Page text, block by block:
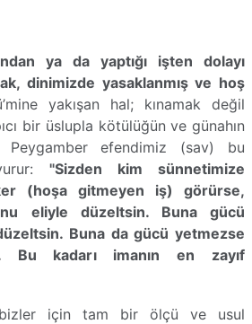
ya da yaptığı işten dolayı
dinimizde yasaklanmış ve hoş
yakışan hal; kınamak değil
bir üslupla kötülüğün ve günahın
Peygamber efendimiz (sav) bu
"Sizden kim sünnetimize
(hoşa gitmeyen iş) görürse,
eliyle düzeltsin. Buna gücü
Buna da gücü yetmezse
Bu kadarı imanın en zayıf
için tam bir ölçü ve usul